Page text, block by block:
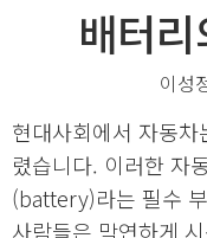
배터
이성
현대사회에서 자동
렸습니다. 이러한 자
(battery)라는 필수
사람들은 막연하게